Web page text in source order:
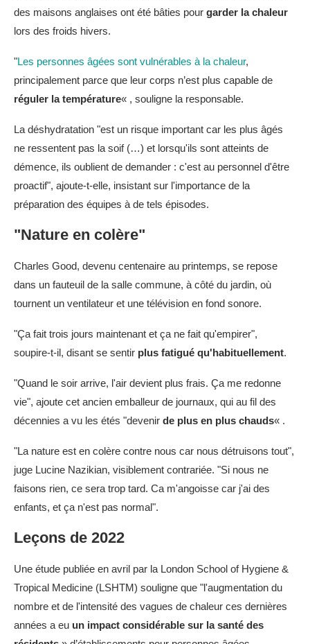
des maisons anglaises ont été bâties pour garder la chaleur
lors des froids hivers.
"Les personnes âgées sont vulnérables à la chaleur,
principalement parce que leur corps n’est plus capable de
réguler la température« , souligne la responsable.
La déshydratation "est un risque important car les plus âgés
ne ressentent pas la soif (…) et lorsqu'ils sont atteints de
démence, ils oublient de demander : c'est au personnel d'être
proactif", ajoute-t-elle, insistant sur l'importance de la
préparation des équipes à de tels épisodes.
"Nature en colère"
Charles Good, devenu centenaire au printemps, se repose
dans un fauteuil de la salle commune, à côté du jardin, où
tournent un ventilateur et une télévision en fond sonore.
"Ça fait trois jours maintenant et ça ne fait qu'empirer",
soupire-t-il, disant se sentir plus fatigué qu'habituellement.
"Quand le soir arrive, l'air devient plus frais. Ça me redonne
vie", ajoute cet ancien emballeur de journaux, qui au fil des
décennies a vu les étés "devenir de plus en plus chauds« .
"La nature est en colère contre nous car nous détruisons tout",
juge Lucine Nazikian, visiblement contrariée. "Si nous ne
faisons rien, ce sera trop tard. Ca m'angoisse car j'ai des
enfants, et ça n'est pas normal".
Leçons de 2022
Une étude publiée en avril par la London School of Hygiene &
Tropical Medicine (LSHTM) souligne que "l'augmentation du
nombre et de l'intensité des vagues de chaleur ces dernières
années a eu un impact considérable sur la santé des